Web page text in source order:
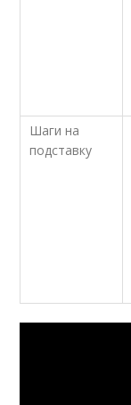
Шаги на
подставку